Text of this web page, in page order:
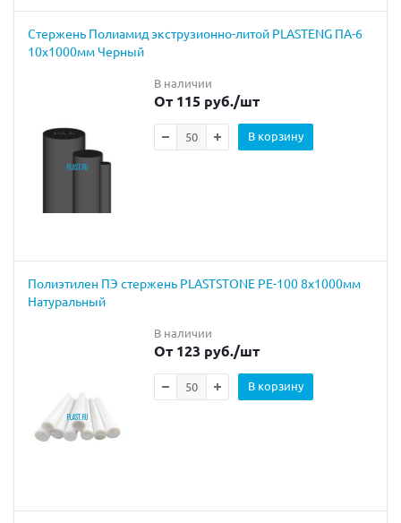
Cтержень Полиамид экструзионно-литой PLASTENG ПА-6
10х1000мм Черный
В наличии
От 115 руб./шт
В корзину
Полиэтилен ПЭ стержень PLASTSTONE PE-100 8х1000мм
Натуральный
В наличии
От 123 руб./шт
В корзину